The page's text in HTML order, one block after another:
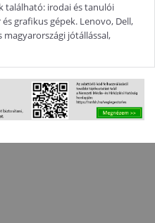
található: irodai és tanulói
grafikus gépek. Lenovo, Dell,
magyarországi jótállással,